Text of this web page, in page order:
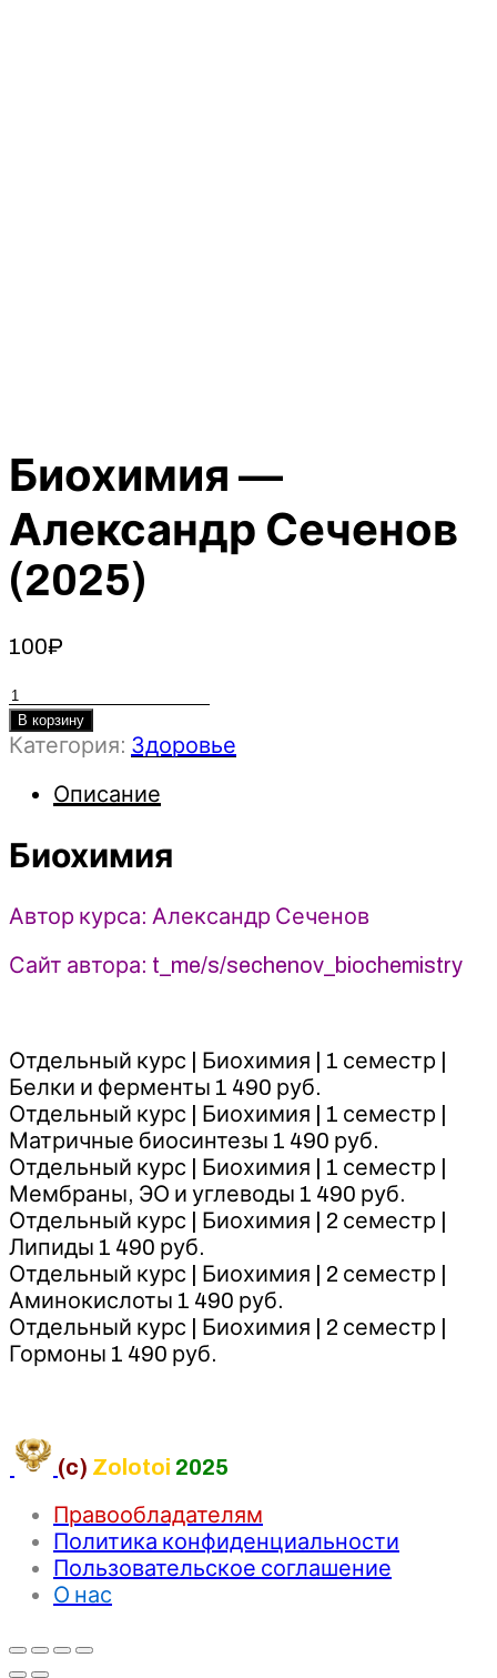
Биохимия —
Александр Сеченов
(2025)
100₽
Количество
товара
Биохимия
Александр
(2025)
В корзину
Категория: Здоровье
Описание
Биохимия
Автор курса: Александр Сеченов
Сайт автора: t_me/s/sechenov_biochemistry
Отдельный курс | Биохимия | 1 семестр |
Белки и ферменты 1 490 руб.
Отдельный курс | Биохимия | 1 семестр |
Матричные биосинтезы 1 490 руб.
Отдельный курс | Биохимия | 1 семестр |
Мембраны, ЭО и углеводы 1 490 руб.
Отдельный курс | Биохимия | 2 семестр |
Липиды 1 490 руб.
Отдельный курс | Биохимия | 2 семестр |
Аминокислоты 1 490 руб.
Отдельный курс | Биохимия | 2 семестр |
Гормоны 1 490 руб.
(c) Zolotoi 2025
Правообладателям
Политика конфиденциальности
Пользовательское соглашение
О нас